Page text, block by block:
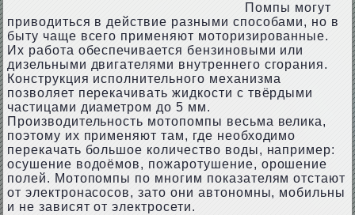
Помпы могут
приводиться в действие разными способами, но в
быту чаще всего применяют моторизированные.
Их работа обеспечивается бензиновыми или
дизельными двигателями внутреннего сгорания.
Конструкция исполнительного механизма
позволяет перекачивать жидкости с твёрдыми
частицами диаметром до 5 мм.
Производительность мотопомпы весьма велика,
поэтому их применяют там, где необходимо
перекачать большое количество воды, например:
осушение водоёмов, пожаротушение, орошение
полей. Мотопомпы по многим показателям отстают
от электронасосов, зато они автономны, мобильны
и не зависят от электросети.